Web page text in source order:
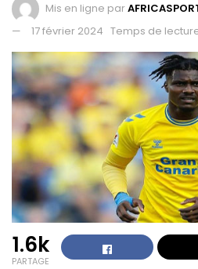
Mis en ligne par
17 février 2024 Temps de
1.6k
PARTAGE